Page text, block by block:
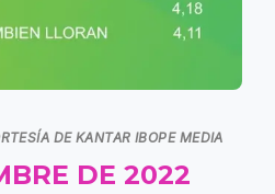
DE KANTAR IBOPE MEDIA
DE 2022